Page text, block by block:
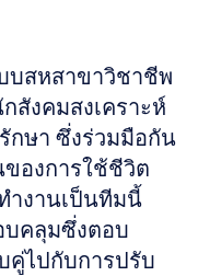
บสหสาขาวิชาชีพ
สังคมสงเคราะห์
กษา ซึ่งร่วมมือกัน
องการใช้ชีวิต
ำงานเป็นทีมนี้
คลุมซึ่งตอบ
คู่ไปกับการปรับ